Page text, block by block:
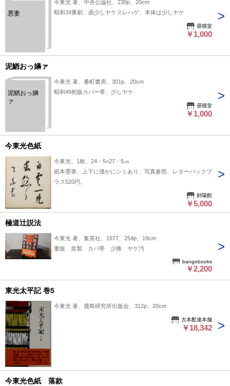
悪妻
今東光 著、中央公論社、230p、20cm
昭和34重刷、函少しヤケスレハゲ、本体は少しヤケ
昼猫堂
￥1,000
泥鰌おっ嬶ァ
泥鰌おっ嬶
ァ
今東光 著、番町書房、301p、20cm
昭和49初版カバー帯、少しヤケ
昼猫堂
￥1,000
今東光色紙
今東光、1枚、24・5×27・5㎝
紙本墨筆、上下に僅かにシミあり、写真参照、レターパックプ
ラス520円。
斜陽館
￥5,000
極道辻説法
今東光 著、集英社、1977、254p、19cm
重版 並製 カバ帯 少痛 ヤケ汚
bangobooks
￥2,200
東光太平記 巻5
今東光 著、鹿島研究所出版会、312p、20cm
古本配達本舗
￥18,342
今東光色紙 落款